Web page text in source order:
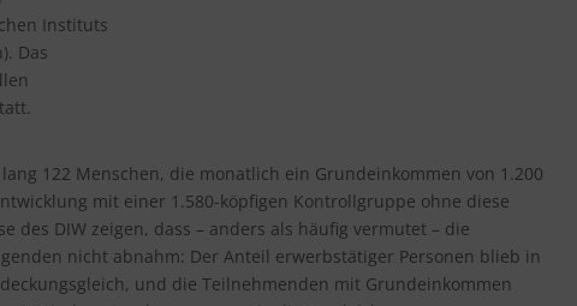
Instituts
Das
122 Menschen, die monatlich ein Grundeinkommen von 1.200
mit einer 1.580-köpfigen Kontrollgruppe ohne diese
des DIW zeigen, dass – anders als häufig vermutet – die
nicht abnahm: Der Anteil erwerbstätiger Personen blieb in
und die Teilnehmenden mit Grundeinkommen